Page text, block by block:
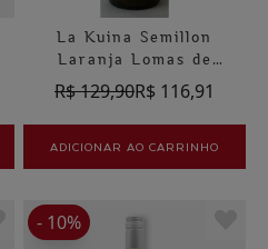
La Kuina Semillon
Laranja Lomas de
Llahuen
R$ 129,90R$ 116,91
ADICIONAR AO CARRINHO
- 10%